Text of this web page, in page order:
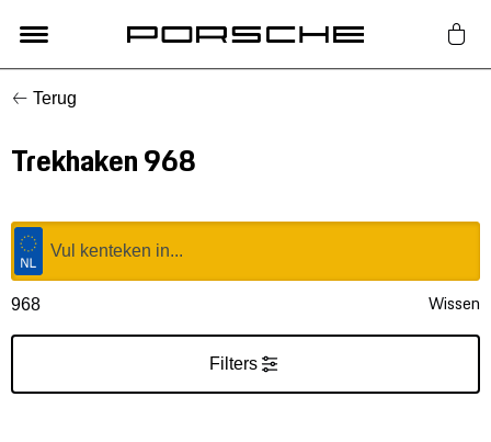
Lifestyle
Auto Accessoires
Classic
Nieuw
Terug
Trekhaken 968
968 Wissen
Filters